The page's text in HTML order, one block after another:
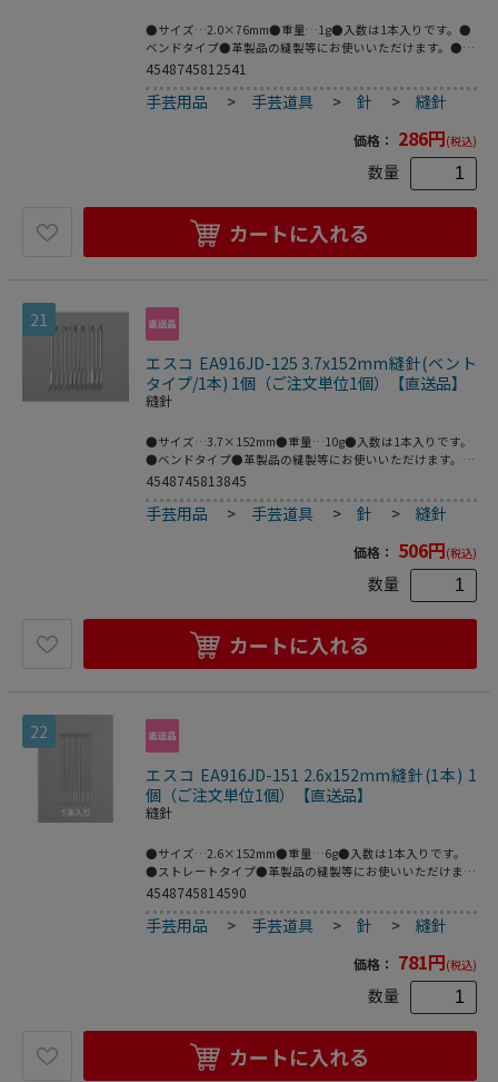
●サイズ…2.0×76mm●重量…1g●入数は1本入りです。●
ベンドタイプ●革製品の縫製等にお使いいただけます。●梱
包サイズ:114×2×50●梱包重量1g
4548745812541
手芸用品 > 手芸道具 >針 >縫針
価格： 286円(税込)
数量
カートに入れる
21
エスコ EA916JD-125 3.7x152mm縫針(ベント
タイプ/1本) 1個（ご注文単位1個）【直送品】
縫針
●サイズ…3.7×152mm●重量…10g●入数は1本入りです。
●ベンドタイプ●革製品の縫製等にお使いいただけます。●
梱包サイズ:170×5×50●梱包重量10g
4548745813845
手芸用品 > 手芸道具 >針 >縫針
価格： 506円(税込)
数量
カートに入れる
22
エスコ EA916JD-151 2.6x152mm縫針(1本) 1
個（ご注文単位1個）【直送品】
縫針
●サイズ…2.6×152mm●重量…6g●入数は1本入りです。
●ストレートタイプ●革製品の縫製等にお使いいただけま
す。●梱包サイズ:190×10×50●梱包重量6g
4548745814590
手芸用品 > 手芸道具 >針 >縫針
価格： 781円(税込)
数量
カートに入れる